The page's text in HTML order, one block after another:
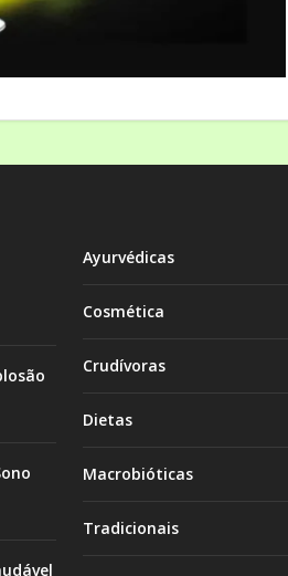
Ayurvédicas
Cosmética
Crudívoras
Dietas
Macrobióticas
Tradicionais